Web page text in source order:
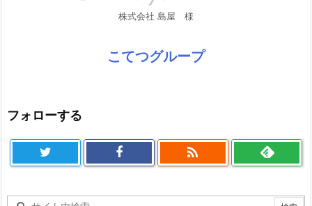
株式会社 島屋 様
こてつグループ
フォローする
